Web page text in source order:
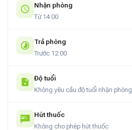
Nhận phòng
Từ 14:00
Trả phòng
Trước 12:00
Độ tuổi
Không yêu cầu độ tuổi nhận phòng
Hút thuốc
Không cho phép hút thuốc